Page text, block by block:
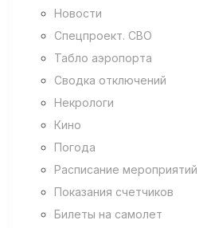
Новости
Спецпроект. СВО
Табло аэропорта
Сводка отключений
Некрологи
Кино
Погода
Расписание мероприятий
Показания счетчиков
Билеты на самолет